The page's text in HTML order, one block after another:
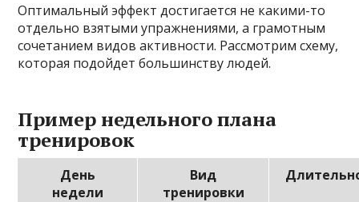
Оптимальный эффект достигается не какими-то
отдельно взятыми упражнениями, а грамотным
сочетанием видов активности. Рассмотрим схему,
которая подойдет большинству людей.
Пример недельного плана
тренировок
День
недели
Вид
тренировки